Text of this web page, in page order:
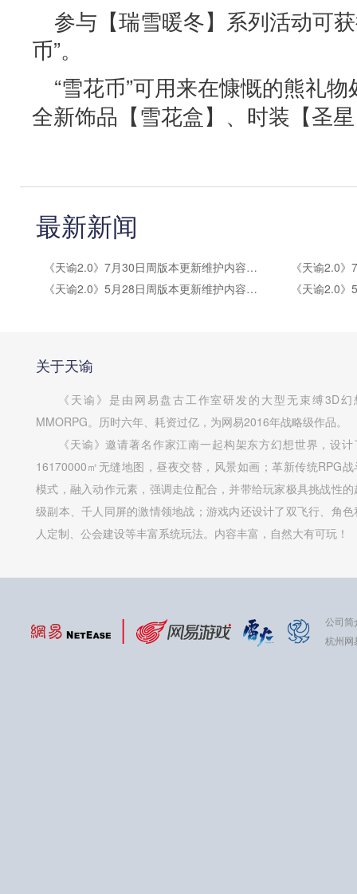
参与【瑞雪暖冬】系列活动可
币”。
“雪花币”可用来在慷慨的熊礼
全新饰品【雪花盒】、时装【圣
最新新闻
《天谕2.0》7月30日周版本更新维护内容公告
《天谕2.0》5月28日周版本更新维护内容公告
关于天谕
《天谕》是由网易盘古工作室研发的大型无束缚3D幻
MMORPG。历时六年、耗资过亿，为网易2016年战略级作品。
《天谕》邀请著名作家江南一起构架东方幻想世界，设计
16170000㎡无缝地图，昼夜交替，风景如画；革新传统RPG战
模式，融入动作元素，强调走位配合，并带给玩家极具挑战性的
级副本、千人同屏的激情领地战；游戏内还设计了双飞行、角色
人定制、公会建设等丰富系统玩法。内容丰富，自然大有可玩！
公司简
杭州